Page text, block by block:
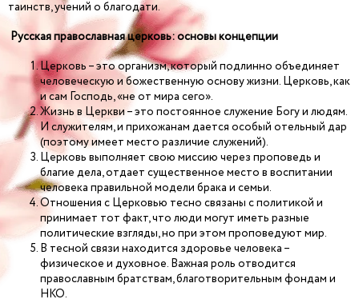
таинств, учений о благодати.
Русская православная церковь: основы концепции
Церковь – это организм, который подлинно объединяет
человеческую и божественную основу жизни. Церковь, как
и сам Господь, «не от мира сего».
Жизнь в Церкви – это постоянное служение Богу и людям.
И служителям, и прихожанам дается особый отельный дар
(поэтому имеет место различие служений).
Церковь выполняет свою миссию через проповедь и
благие дела, отдает существенное место в воспитании
человека правильной модели брака и семьи.
Отношения с Церковью тесно связаны с политикой и
принимает тот факт, что люди могут иметь разные
политические взгляды, но при этом проповедуют мир.
В тесной связи находится здоровье человека –
физическое и духовное. Важная роль отводится
православным братствам, благотворительным фондам и
НКО.